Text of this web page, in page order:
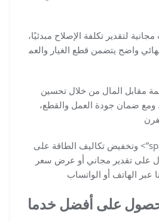
لتقدير تكلفة الإصلاح مبدئيًا،
واضح يتضمن قطع الغيار والعم
مقابل المال من خلال تحسين
ومع ضمان جودة العمل والقطع،
<span class=”highlight”> وتخفيض تكاليف الطاقة على
على تقدير مجاني أو عرض سعر
الهاتف أو الواتساب
على أفضل خدما